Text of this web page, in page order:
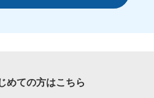
めての方はこちら